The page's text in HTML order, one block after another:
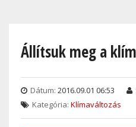
contentÁllítsuk meg a
Dátum: 2016.09.01 06:53
Kategória: Klímaváltozás